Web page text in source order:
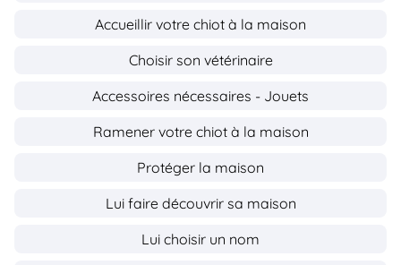
Accueillir votre chiot à la maison
Choisir son vétérinaire
Accessoires nécessaires - Jouets
Ramener votre chiot à la maison
Protéger la maison
Lui faire découvrir sa maison
Lui choisir un nom